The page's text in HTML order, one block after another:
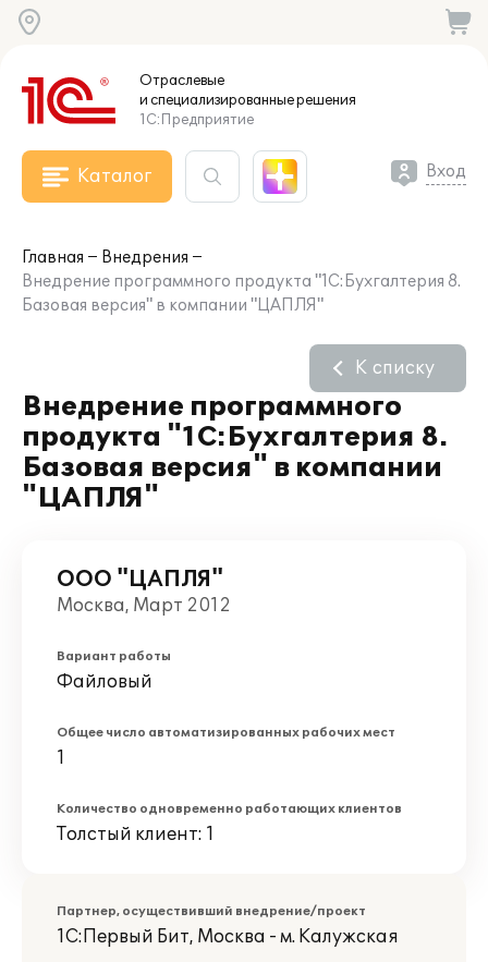
Отраслевые
и специализированныерешения
1С:Предприятие
Каталог Вход
Главная
Внедрения
Внедрение программного продукта "1С:Бухгалтерия 8.
Базовая версия" в компании "ЦАПЛЯ"
Внедрение программного
продукта "1С:Бухгалтерия 8.
Базовая версия" в компании
"ЦАПЛЯ"
К списку
ООО "ЦАПЛЯ"
Москва, Март 2012
Вариант работы
Файловый
Общее число автоматизированных рабочих мест
1
Количество одновременно работающих клиентов
Толстый клиент: 1
Партнер, осуществивший внедрение/проект
1С:Первый Бит, Москва - м. Калужская